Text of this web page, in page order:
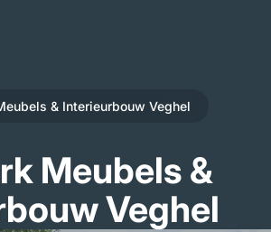
& Interieurbouw Veghel
Meubels &
Veghel